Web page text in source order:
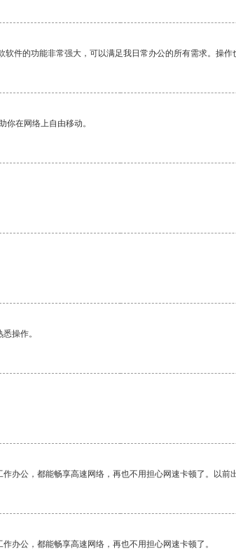
件的功能非常强大，可以满足我日常办公的所有需求。操作
在网络上自由移动。
操作。
办公，都能畅享高速网络，再也不用担心网速卡顿了。以
办公，都能畅享高速网络，再也不用担心网速卡顿了。